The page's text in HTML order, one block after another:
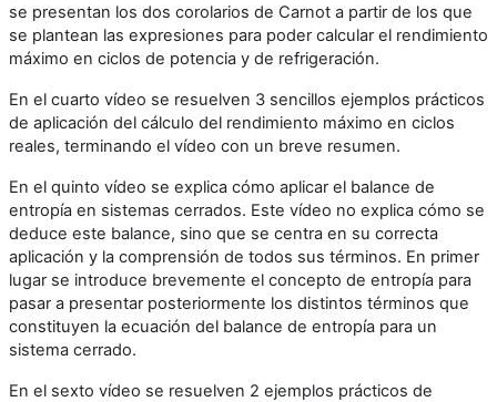
se presentan los dos corolarios de Carnot a partir de los que
se plantean las expresiones para poder calcular el rendimiento
máximo en ciclos de potencia y de refrigeración.
En el cuarto vídeo se resuelven 3 sencillos ejemplos prácticos
de aplicación del cálculo del rendimiento máximo en ciclos
reales, terminando el vídeo con un breve resumen.
En el quinto vídeo se explica cómo aplicar el balance de
entropía en sistemas cerrados. Este vídeo no explica cómo se
deduce este balance, sino que se centra en su correcta
aplicación y la comprensión de todos sus términos. En primer
lugar se introduce brevemente el concepto de entropía para
pasar a presentar posteriormente los distintos términos que
constituyen la ecuación del balance de entropía para un
sistema cerrado.
En el sexto vídeo se resuelven 2 ejemplos prácticos de